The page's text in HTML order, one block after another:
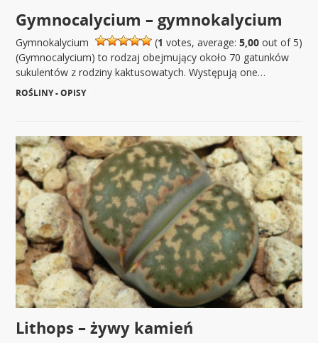
Gymnocalycium – gymnokalycium
(1 votes, average: 5,00out of 5)
Gymnokalycium
(Gymnocalycium) to rodzaj obejmujący około 70 gatunków
sukulentów z rodziny kaktusowatych. Występują one…
ROŚLINY - OPISY
Lithops – żywy kamień